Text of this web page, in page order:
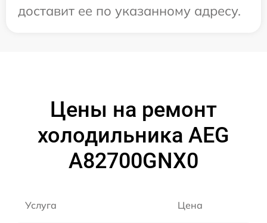
доставит ее по указанному адресу.
Цены на ремонт
холодильника AEG
A82700GNX0
Услуга Цена